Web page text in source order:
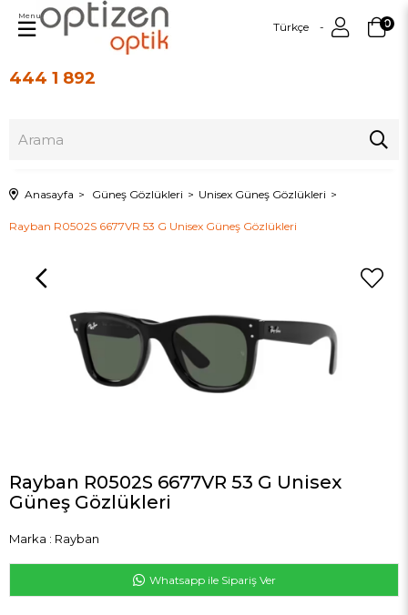
444 1 892
Türkçe 0
Menu
Anasayfa Güneş Gözlükleri Unisex Güneş Gözlükleri
Rayban R0502S 6677VR 53 G Unisex Güneş Gözlükleri
Rayban R0502S 6677VR 53 G Unisex
Güneş Gözlükleri
Marka : Rayban
Whatsapp ile Sipariş Ver